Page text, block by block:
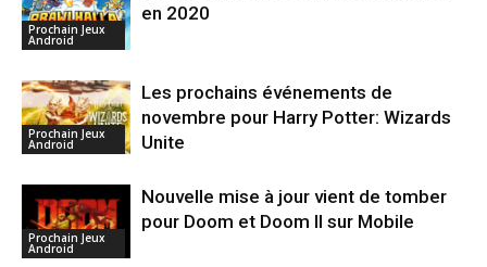
Prochain Jeux
Android
en 2020
Prochain Jeux
Android
Les prochains événements de
novembre pour Harry Potter: Wizards
Unite
Prochain Jeux
Android
Nouvelle mise à jour vient de tomber
pour Doom et Doom II sur Mobile